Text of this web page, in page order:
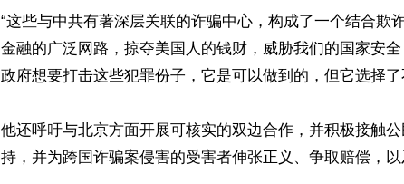
“这些与中共有著深层关联的诈骗中心，构成了一个结合欺
金融的广泛网路，掠夺美国人的钱财，威胁我们的国家安
政府想要打击这些犯罪份子，它是可以做到的，但它选择了
他还呼吁与北京方面开展可核实的双边合作，并积极接触
持，并为跨国诈骗案侵害的受害者伸张正义、争取赔偿，以